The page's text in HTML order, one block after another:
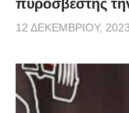
πυροσβέστης
12 ΔΕΚΕΜΒΡΊΟΥ, 2023